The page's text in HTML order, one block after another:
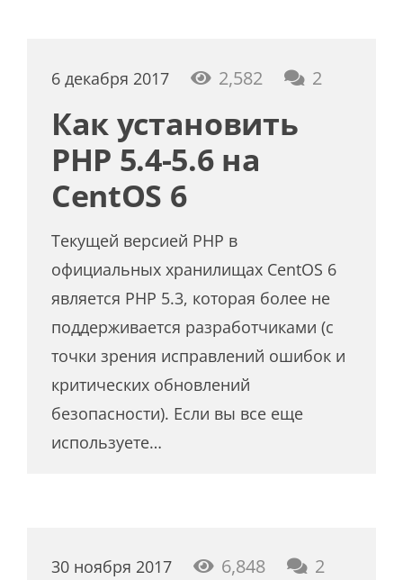
6 декабря 2017 2,582 2
Как установить
PHP 5.4-5.6 на
CentOS 6
Текущей версией PHP в
официальных хранилищах CentOS 6
является PHP 5.3, которая более не
поддерживается разработчиками (с
точки зрения исправлений ошибок и
критических обновлений
безопасности). Если вы все еще
используете…
30 ноября 2017 6,848 2